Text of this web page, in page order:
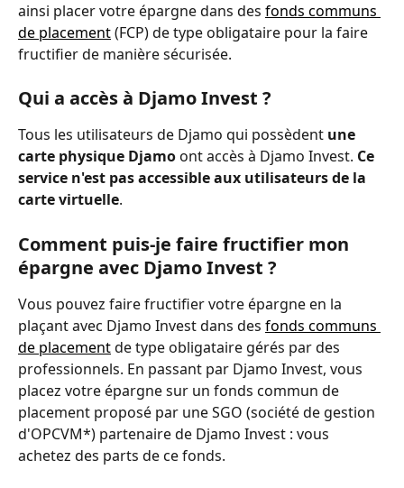
ainsi placer votre épargne dans des fonds communs
de placement (FCP) de type obligataire pour la faire
fructifier de manière sécurisée.
Qui a accès à Djamo Invest ?
Tous les utilisateurs de Djamo qui possèdent une
carte physique Djamo ont accès à Djamo Invest. Ce
service n'est pas accessible aux utilisateurs de la
carte virtuelle.
Comment puis-je faire fructifier mon
épargne avec Djamo Invest ?
Vous pouvez faire fructifier votre épargne en la
plaçant avec Djamo Invest dans des fonds communs
de placement de type obligataire gérés par des
professionnels. En passant par Djamo Invest, vous
placez votre épargne sur un fonds commun de
placement proposé par une SGO (société de gestion
d'OPCVM*) partenaire de Djamo Invest : vous
achetez des parts de ce fonds.